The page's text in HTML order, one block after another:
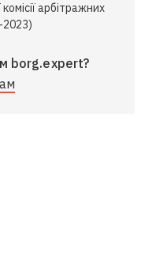
арбітражних
2023)
borg.expert?